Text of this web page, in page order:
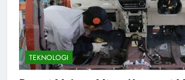
TEKNOLOGI